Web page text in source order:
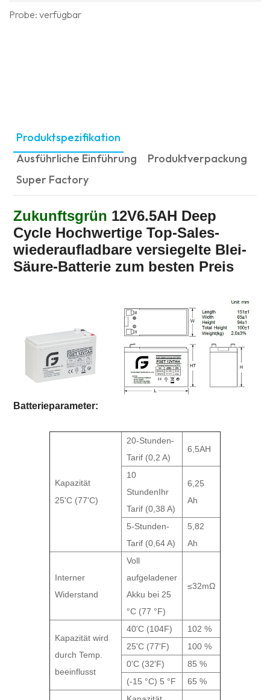
Probe: verfügbar
Produktspezifikation
Ausführliche Einführung
Produktverpackung
Super Factory
Zukunftsgrün 12V6.5AH Deep
Cycle Hochwertige Top-Sales-
wiederaufladbare versiegelte Blei-
Säure-Batterie zum besten Preis
Batterieparameter:
Kapazität
25'C (77'C)
20-Stunden-
Tarif (0,2 A)
6,5AH
10
StundenIhr
Tarif (0,38 A)
6,25
Ah
5-Stunden-
Tarif (0,64 A)
5,82
Ah
Interner
Widerstand
Voll
aufgeladener
Akku bei 25
°C (77 °F)
≤32mΩ
Kapazität wird
durch Temp.
beeinflusst
40'C (104F)
102 %
25'C (77'F)
100 %
0'C (32'F)
85 %
(-15 °C) 5 °F
65 %